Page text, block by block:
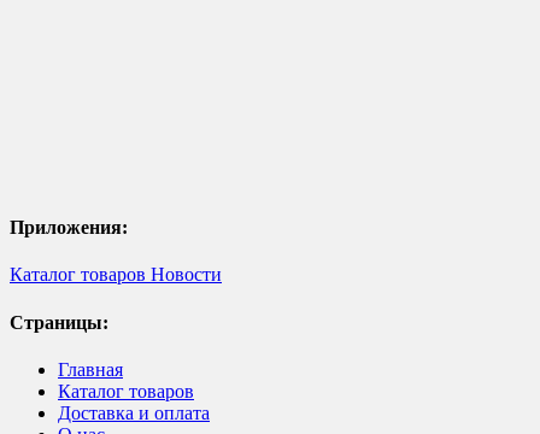
Приложения:
Каталог товаров Новости
Страницы:
Главная
Каталог товаров
Доставка и оплата